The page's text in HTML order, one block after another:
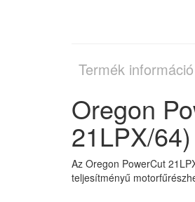
Termék információ
Oregon
21LPX/64)
Az Oregon PowerCut
teljesítményű